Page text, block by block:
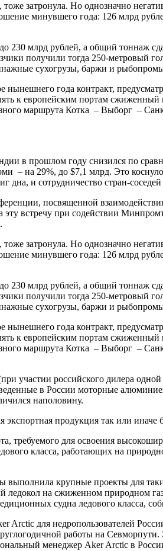
затронула. Но однозначно
минувшего года: 126 млрд
млрд рублей, а общий тоннаж
получили тогда 250-метровый
сухогрузы, баржи и
года контракт,
к европейским портам
маршрута Котка – Выборг –
в прошлом году снизился по
– на 29%, до $7,1 млрд. Это
и сотрудничество стран-
посвященной
встречу при содействии
затронула. Но однозначно
минувшего года: 126 млрд
млрд рублей, а общий тоннаж
получили тогда 250-метровый
сухогрузы, баржи и
года контракт,
к европейским портам
маршрута Котка – Выборг –
участии российского дилера
в России моторные
наполовину.
продукция так или иначе
требуемого для освоения
класса, работающих на
крупные проекты для
на сжиженном природном
судна ледового класса,
для недропользователей
работы на
менеджер Aker Arctic в